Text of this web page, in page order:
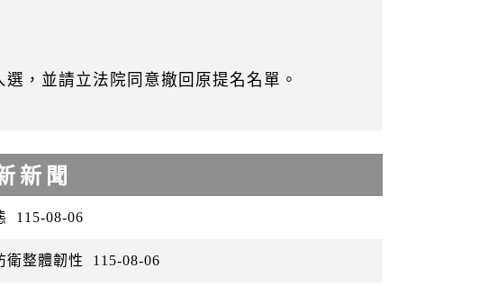
，並請立法院同意撤回原提名名單。
新聞
115-08-06
衛整體韌性 115-08-06